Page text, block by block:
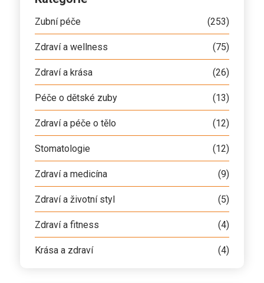
Zubní péče (253)
Zdraví a wellness (75)
Zdraví a krása (26)
Péče o dětské zuby (13)
Zdraví a péče o tělo (12)
Stomatologie (12)
Zdraví a medicína (9)
Zdraví a životní styl (5)
Zdraví a fitness (4)
Krása a zdraví (4)